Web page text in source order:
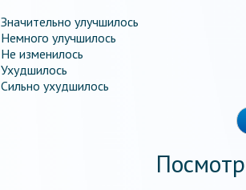
Значительно улучшилось
Немного улучшилось
Не изменилось
Ухудшилось
Сильно ухудшилось